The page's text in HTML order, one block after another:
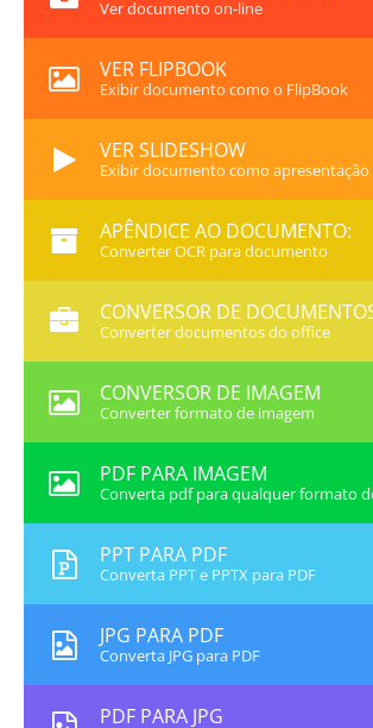
Ver documento on-line
VER FLIPBOOK
Exibir documento como o FlipBook
VER SLIDESHOW
Exibir documento como apresentação
APÊNDICE AO DOCUMENTO:
Converter OCR para documento
CONVERSOR DE
Converter documentos do office
CONVERSOR DE IMAGEM
Converter formato de imagem
PDF PARA IMAGEM
Converta pdf para qualquer formato
PPT PARA PDF
Converta PPT e PPTX para PDF
JPG PARA PDF
Converta JPG para PDF
PDF PARA JPG